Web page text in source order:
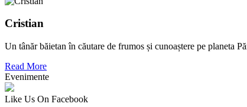
Cristian
Un tânăr băietan în căutare de frumos și cunoaștere pe planeta
Read More
Evenimente
Like Us On Facebook